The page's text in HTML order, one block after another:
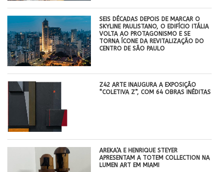
SEIS DÉCADAS DEPOIS DE MARCAR O
SKYLINE PAULISTANO, O EDIFÍCIO ITÁLIA
VOLTA AO PROTAGONISMO E SE
TORNA ÍCONE DA REVITALIZAÇÃO DO
CENTRO DE SÃO PAULO
Z42 ARTE INAUGURA A EXPOSIÇÃO
“COLETIVA Z”, COM 64 OBRAS INÉDITAS
AREKA’A E HENRIQUE STEYER
APRESENTAM A TOTEM COLLECTION NA
LUMEN ART EM MIAMI